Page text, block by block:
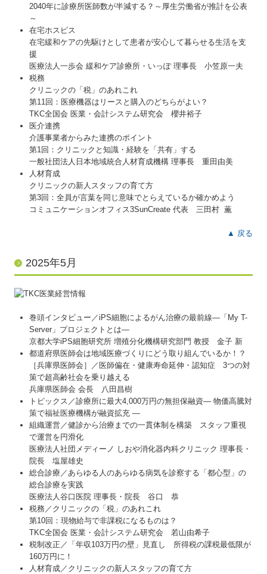
2040年に診療所医師数が半減する？～厚生労働省が推計を公表
～
在宅ホスピス
在宅緩和ケアの先駆けとして患者が安心して暮らせる生活を支
援
医療法人一歩会 緩和ケア診療所・いっぽ 理事長 小笠原一夫
税務
クリニックの「税」のあれこれ
第11回：医療機器はリースと購入のどちらがよい？
TKC全国会 医業・会計システム研究会 櫻井裕子
医介連携
介護事業者からみた連携のポイント
第1回：クリニックと知識・経験を「共有」する
一般社団法人日本地域統合人材育成機構 理事長 重田由美
人材育成
クリニックの新人スタッフの育て方
第3回：全員が言葉を同じ意味でとらえているか確かめよう
コミュニケーションオフィス3SunCreate 代表 三田村 薫
▲ 戻る
2025年5月
巻頭インタビュー／iPS細胞によるがん治療の最前線―「My T-
Server」プロジェクトとは―
京都大学iPS細胞研究所 増殖分化機構研究部門 教授 金子 新
都道府県医師会は地域医療づくりにどう取り組んでいるか！？
［兵庫県医師会］／医師偏在・健康寿命延伸・認知症 3つの対
策で超高齢社会を乗り越える
兵庫県医師会 会長 八田昌樹
トピックス／診療所に最大4,000万円の無担保融資― 物価高騰対
策で福祉医療機構が融資拡充 ―
組織運営／健診から治療までの一貫体制を構築 スタッフ重視
で運営を円滑化
医療法人社団メディーノ しおや消化器内科クリニック 理事長・
院長 塩屋雄史
総合診療／あらゆる人のあらゆる病気を診察する「都心型」の
総合診療を実践
医療法人谷口医院 理事長・院長 谷口 恭
税務／クリニックの「税」のあれこれ
第10回：現物給与で非課税になるものは？
TKC全国会 医業・会計システム研究会 若山由希子
税制改正／「年収103万円の壁」見直し 所得税の課税最低限が
160万円に！
人材育成／クリニックの新人スタッフの育て方